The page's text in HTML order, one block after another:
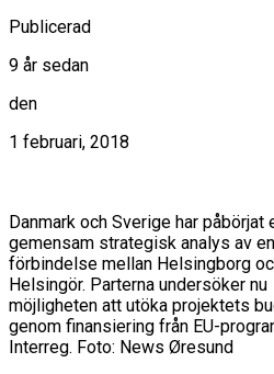
Publicerad
9 år sedan
den
1 februari, 2018
Danmark och Sverige har påbörjat
gemensam strategisk analys av
förbindelse mellan Helsingborg
Helsingör. Parterna undersöker nu
möjligheten att utöka projektets
genom finansiering från EU-
Interreg. Foto: News Øresund